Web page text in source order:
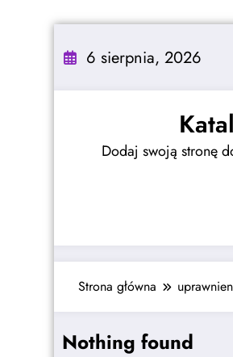
6 sierpnia, 2026
Dodaj swoją stronę
Strona główna
Nothing found